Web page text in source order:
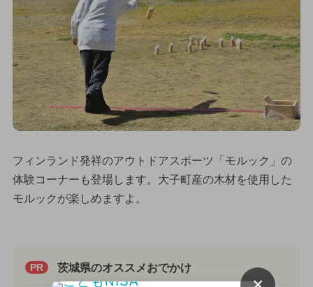
フィンランド発祥のアウトドアスポーツ「モルック」の
体験コーナーも登場します。大子町産の木材を使用した
モルックが楽しめますよ。
PR 茨城県のオススメおでかけ